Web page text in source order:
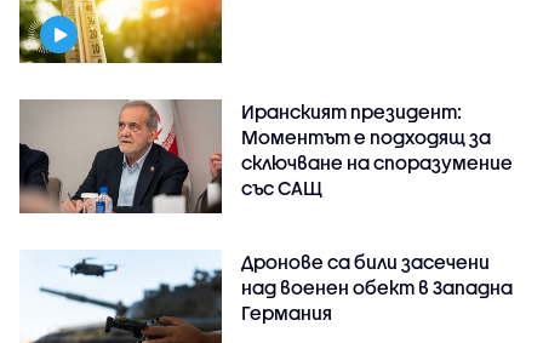
Иранският президент:
Моментът е подходящ за
сключване на споразумение
със САЩ
Дронове са били засечени
над военен обект в Западна
Германия